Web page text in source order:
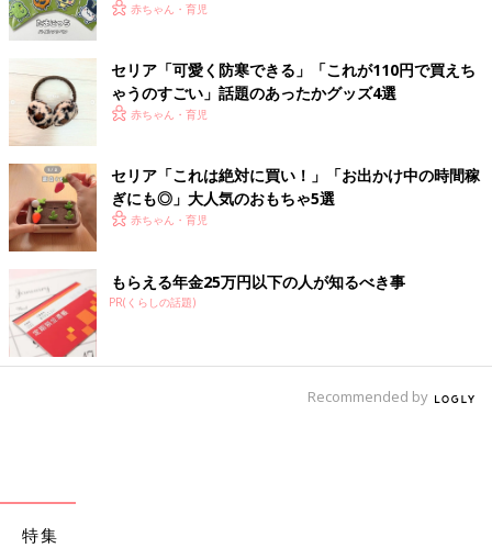
赤ちゃん・育児
セリア「可愛く防寒できる」「これが110円で買えち
ゃうのすごい」話題のあったかグッズ4選
赤ちゃん・育児
セリア「これは絶対に買い！」「お出かけ中の時間稼
ぎにも◎」大人気のおもちゃ5選
赤ちゃん・育児
もらえる年金25万円以下の人が知るべき事
PR(くらしの話題)
Recommended by
特集